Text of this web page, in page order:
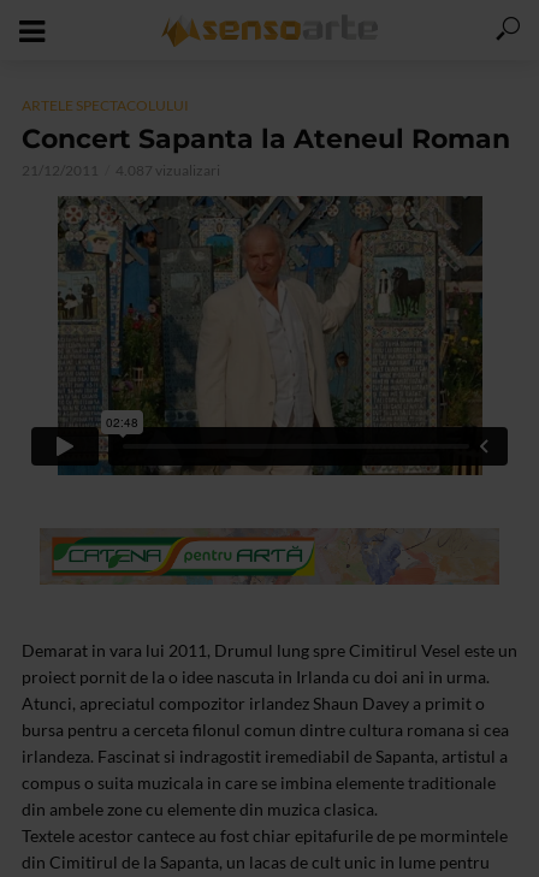
ARTELE SPECTACOLULUI
Concert Sapanta la Ateneul Roman
21/12/2011 4.087 vizualizari
Demarat in vara lui 2011, Drumul lung spre Cimitirul Vesel este un
proiect pornit de la o idee nascuta in Irlanda cu doi ani in urma.
Atunci, apreciatul compozitor irlandez Shaun Davey a primit o
bursa pentru a cerceta filonul comun dintre cultura romana si cea
irlandeza. Fascinat si indragostit iremediabil de Sapanta, artistul a
compus o suita muzicala in care se imbina elemente traditionale
din ambele zone cu elemente din muzica clasica.
Textele acestor cantece au fost chiar epitafurile de pe mormintele
din Cimitirul de la Sapanta, un lacas de cult unic in lume pentru